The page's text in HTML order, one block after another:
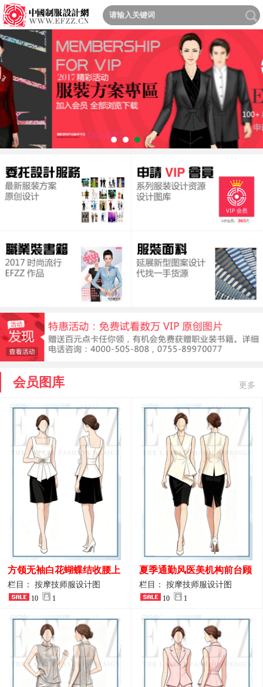
会员图库 更多
方领无袖白花蝴蝶结收腰上
衣 SPA会所接待工作制服设
计
栏目： 按摩技师服设计图
10 1
夏季通勤风医美机构前台顾
问端庄工作制服
栏目： 按摩技师服设计图
10 1